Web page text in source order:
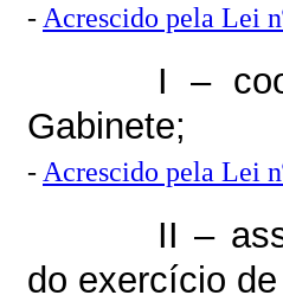
- Acrescido pela Lei
I –
Gabinete;
- Acrescido pela Lei
II –
do exercício